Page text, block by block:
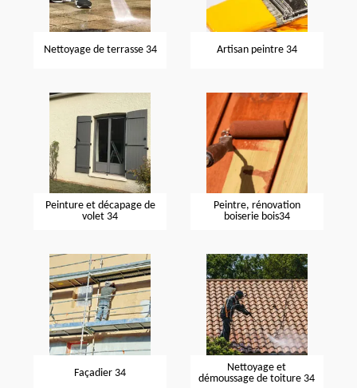
Nettoyage de terrasse 34 Artisan peintre 34
Peinture et décapage de
volet 34
Peintre, rénovation
boiserie bois34
Façadier 34
Nettoyage et
démoussage de toiture 34